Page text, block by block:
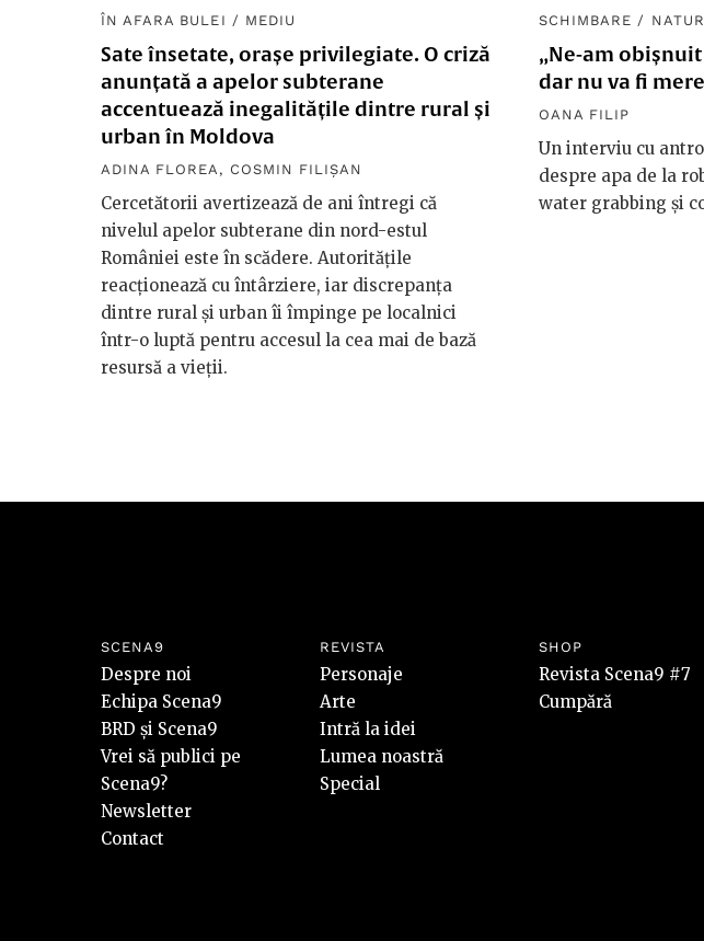
ÎN AFARA BULEI / MEDIU
Sate însetate, orașe privilegiate. O criză
anunțată a apelor subterane
accentuează inegalitățile dintre rural și
urban în Moldova
ADINA FLOREA , COSMIN FILIȘAN
Cercetătorii avertizează de ani întregi că
nivelul apelor subterane din nord-estul
României este în scădere. Autoritățile
reacționează cu întârziere, iar discrepanța
dintre rural și urban îi împinge pe localnici
într-o luptă pentru accesul la cea mai de bază
resursă a vieții.
SCHIMBARE /
„Ne-am
dar nu va fi
OANA FILIP
Un interviu cu
despre apa de la
water grabbing și
SCENA9
Despre noi
Echipa Scena9
BRD și Scena9
Vrei să publici pe
Scena9?
Newsletter
Contact
REVISTA
Personaje
Arte
Intră la idei
Lumea noastră
Special
SHOP
Revista Scena9 #7
Cumpără